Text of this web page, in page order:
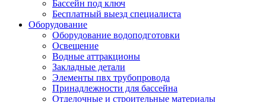
Бассейн под ключ
Бесплатный выезд специалиста
Оборудование
Оборудование водоподготовки
Освещение
Водные аттракционы
Закладные детали
Элементы пвх трубопровода
Принадлежности для бассейна
Отделочные и строительные материалы